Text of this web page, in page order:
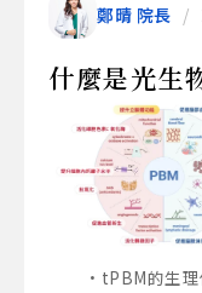
鄭晴 院長 /
什麼是光生
tPBM的生